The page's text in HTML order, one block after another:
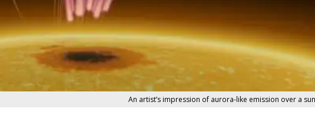
An artist’s impression of aurora-like emission over a